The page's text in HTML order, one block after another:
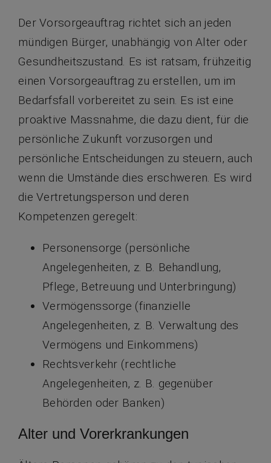
Der Vorsorgeauftrag richtet sich an jeden
mündigen Bürger, unabhängig von Alter oder
Gesundheitszustand. Es ist ratsam, frühzeitig
einen Vorsorgeauftrag zu erstellen, um im
Bedarfsfall vorbereitet zu sein. Es ist eine
proaktive Massnahme, die dazu dient, für die
persönliche Zukunft vorzusorgen und
persönliche Entscheidungen zu steuern, auch
wenn die Umstände dies erschweren. Es wird
die Vertretungsperson und deren
Kompetenzen geregelt:
Personensorge (persönliche
Angelegenheiten, z. B. Behandlung,
Pflege, Betreuung und Unterbringung)
Vermögenssorge (finanzielle
Angelegenheiten, z. B. Verwaltung des
Vermögens und Einkommens)
Rechtsverkehr (rechtliche
Angelegenheiten, z. B. gegenüber
Behörden oder Banken)
Alter und Vorerkrankungen